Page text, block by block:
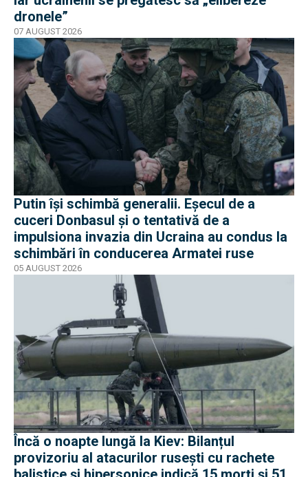
dronele”
07 AUGUST 2026
Putin își schimbă generalii. Eșecul de a
cuceri Donbasul și o tentativă de a
impulsiona invazia din Ucraina au condus la
schimbări în conducerea Armatei ruse
05 AUGUST 2026
Încă o noapte lungă la Kiev: Bilanțul
provizoriu al atacurilor rusești cu rachete